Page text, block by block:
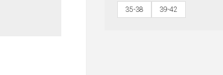
35-38 39-42